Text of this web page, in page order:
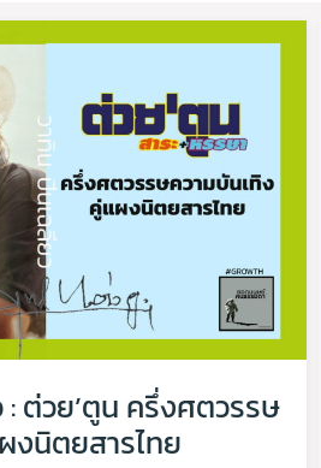
ต่วย’ตูน ครึ่งศตวรรษ
งนิตยสารไทย